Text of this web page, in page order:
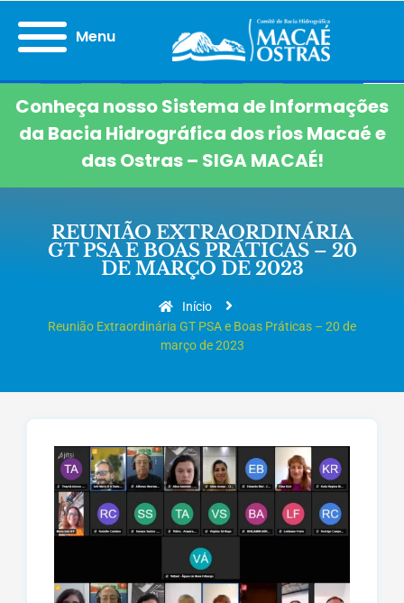
Menu
Conheça nosso Sistema de Informações
da Bacia Hidrográfica dos rios Macaé e
das Ostras – SIGA MACAÉ!
REUNIÃO EXTRAORDINÁRIA
GT PSA E BOAS PRÁTICAS – 20
DE MARÇO DE 2023
Início
Reunião Extraordinária GT PSA e Boas Práticas – 20 de
março de 2023